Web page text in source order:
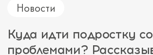
Новости
Куда идти подростку
проблемами?